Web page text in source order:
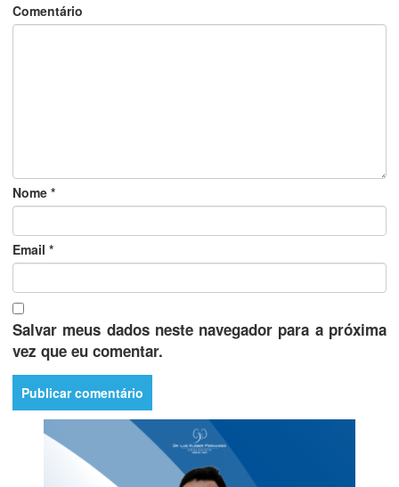
Comentário
Nome *
Email *
Salvar meus dados neste navegador para a próxima
vez que eu comentar.